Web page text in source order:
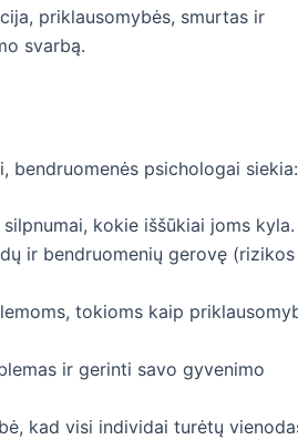
priklausomybės, smurtas ir
svarbą.
psichologai siekia:
kokie iššūkiai joms kyla.
ir bendruomenių gerovę (rizikos
tokioms kaip
ir gerinti savo gyvenimo
kad visi individai turėtų